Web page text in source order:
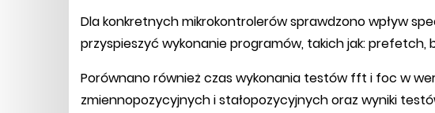
Dla konkretnych mikrokontrolerów sprawdzono wpływ
przyspieszyć wykonanie programów, takich jak: prefetch,
Porównano również czas wykonania testów fft i foc w
zmiennopozycyjnych i stałopozycyjnych oraz wyniki